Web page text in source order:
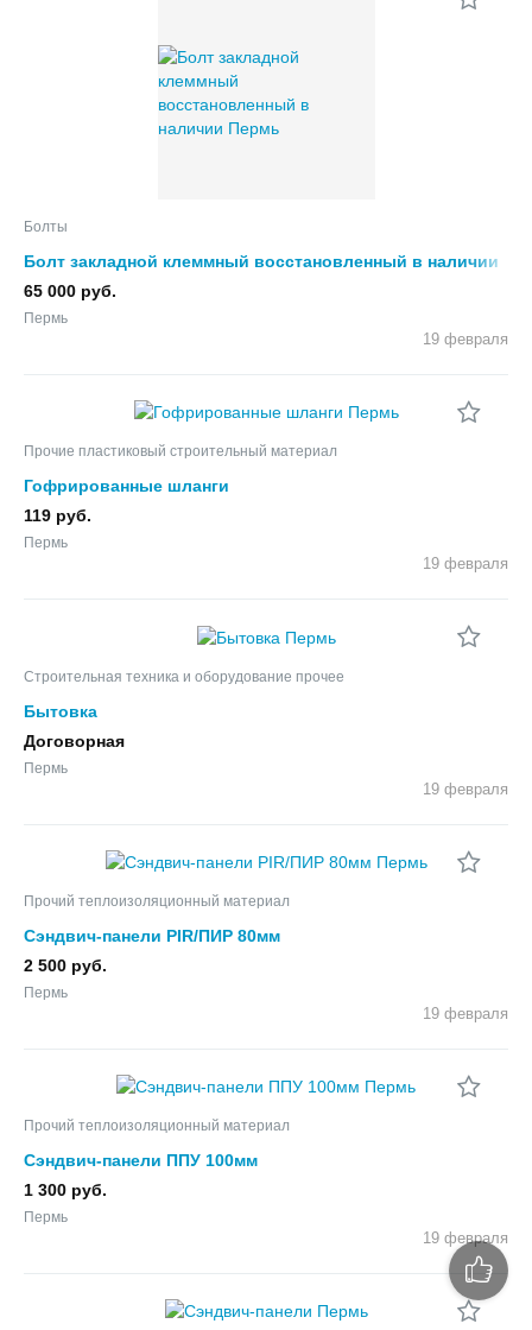
Болты
Болт закладной клеммный восстановленный в наличии
65 000 руб.
Пермь
19 февраля
Прочие пластиковый строительный материал
Гофрированные шланги
119 руб.
Пермь
19 февраля
Строительная техника и оборудование прочее
Бытовка
Договорная
Пермь
19 февраля
Прочий теплоизоляционный материал
Сэндвич-панели PIR/ПИР 80мм
2 500 руб.
Пермь
19 февраля
Прочий теплоизоляционный материал
Сэндвич-панели ППУ 100мм
1 300 руб.
Пермь
19 февраля